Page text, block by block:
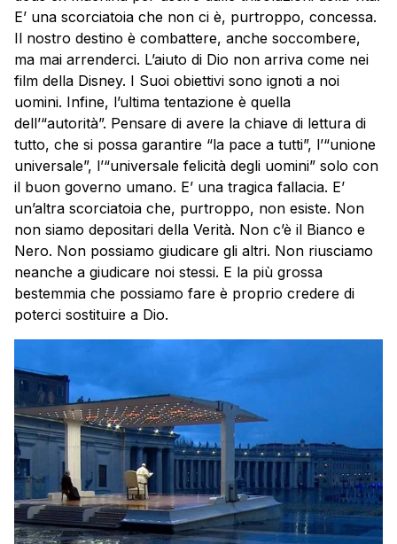
E’ una scorciatoia che non ci è, purtroppo, concessa.
Il nostro destino è combattere, anche soccombere,
ma mai arrenderci. L’aiuto di Dio non arriva come nei
film della Disney. I Suoi obiettivi sono ignoti a noi
uomini. Infine, l’ultima tentazione è quella
dell’“autorità”. Pensare di avere la chiave di lettura di
tutto, che si possa garantire “la pace a tutti”, l’“unione
universale”, l’“universale felicità degli uomini” solo con
il buon governo umano. E’ una tragica fallacia. E’
un’altra scorciatoia che, purtroppo, non esiste. Non
non siamo depositari della Verità. Non c’è il Bianco e
Nero. Non possiamo giudicare gli altri. Non riusciamo
neanche a giudicare noi stessi. E la più grossa
bestemmia che possiamo fare è proprio credere di
poterci sostituire a Dio.